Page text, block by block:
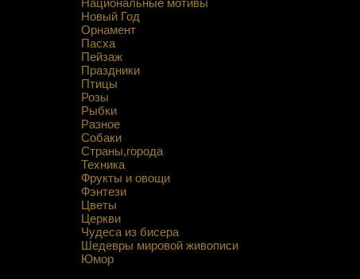
Национальные мотивы
Новый Год
Орнамент
Пасха
Пейзаж
Праздники
Птицы
Розы
Рыбки
Разное
Собаки
Страны,города
Техника
Фрукты и овощи
Фэнтези
Цветы
Церкви
Чудеса из бисера
Шедевры мировой живописи
Юмор